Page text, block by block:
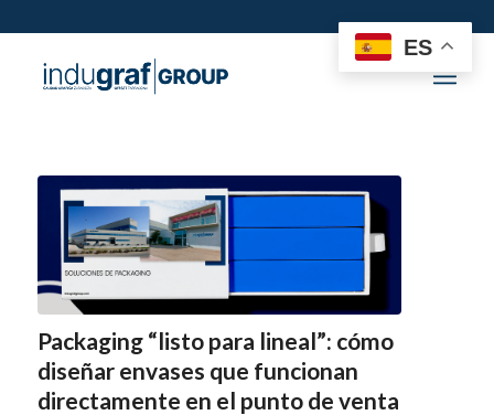
Packaging “listo para lineal”: cómo
diseñar envases que funcionan
directamente en el punto de venta
ES